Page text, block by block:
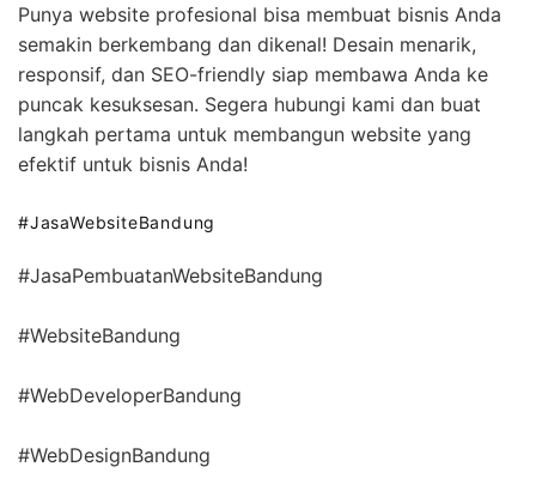
Punya website profesional bisa membuat bisnis Anda
semakin berkembang dan dikenal! Desain menarik,
responsif, dan SEO-friendly siap membawa Anda ke
puncak kesuksesan. Segera hubungi kami dan buat
langkah pertama untuk membangun website yang
efektif untuk bisnis Anda!
#JasaWebsiteBandung
#JasaPembuatanWebsiteBandung
#WebsiteBandung
#WebDeveloperBandung
#WebDesignBandung